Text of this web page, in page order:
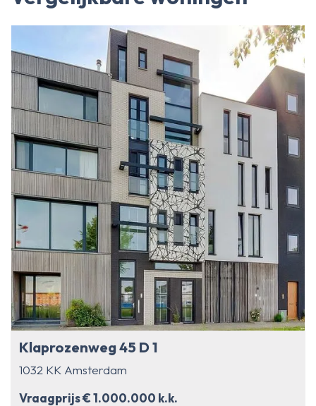
Klaprozenweg 45 D 1
1032 KK Amsterdam
Vraagprijs € 1.000.000 k.k.